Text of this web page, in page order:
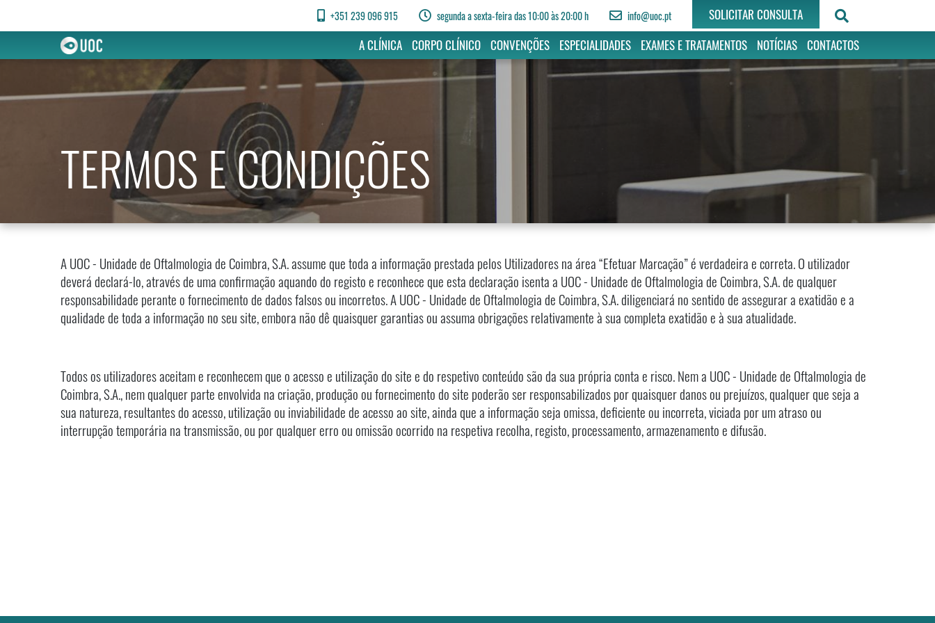
TERMOS E CONDIÇÕES
+351 239 096 915 segunda a sexta-feira das 10:00 às 20:00 h info@uoc.pt
SOLICITAR CONSULTA
A CLÍNICA CORPO CLÍNICO CONVENÇÕES ESPECIALIDADES EXAMES E TRATAMENTOS NOTÍCIAS CONTACTOS
A UOC - Unidade de Oftalmologia de Coimbra, S.A. assume que toda a informação prestada pelos Utilizadores na área “Efetuar Marcação” é verdadeira e correta. O utilizador
deverá declará-lo, através de uma confirmação aquando do registo e reconhece que esta declaração isenta a UOC - Unidade de Oftalmologia de Coimbra, S.A. de qualquer
responsabilidade perante o fornecimento de dados falsos ou incorretos. A UOC - Unidade de Oftalmologia de Coimbra, S.A. diligenciará no sentido de assegurar a exatidão e a
qualidade de toda a informação no seu site, embora não dê quaisquer garantias ou assuma obrigações relativamente à sua completa exatidão e à sua atualidade.
Todos os utilizadores aceitam e reconhecem que o acesso e utilização do site e do respetivo conteúdo são da sua própria conta e risco. Nem a UOC - Unidade de Oftalmologia de
Coimbra, S.A., nem qualquer parte envolvida na criação, produção ou fornecimento do site poderão ser responsabilizados por quaisquer danos ou prejuízos, qualquer que seja a
sua natureza, resultantes do acesso, utilização ou inviabilidade de acesso ao site, ainda que a informação seja omissa, deficiente ou incorreta, viciada por um atraso ou
interrupção temporária na transmissão, ou por qualquer erro ou omissão ocorrido na respetiva recolha, registo, processamento, armazenamento e difusão.